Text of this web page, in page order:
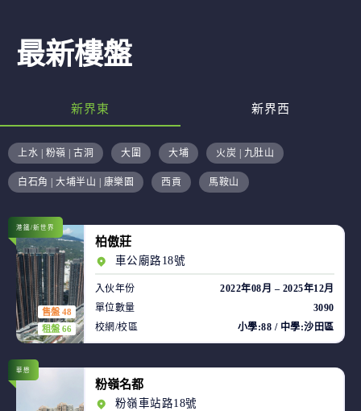
最新樓盤
新界東 新界西
上水 | 粉嶺 | 古洞 大圍 大埔 火炭 | 九肚山
白石角 | 大埔半山 | 康樂園 西貢 馬鞍山
售盤 48
租盤 66
港鐵/新世界
柏傲莊
車公廟路18號
入伙年份
2022年08月 – 2025年12月
單位數量
3090
校網/校區
小學:88 / 中學:沙田區
華懋
粉嶺名都
粉嶺車站路18號